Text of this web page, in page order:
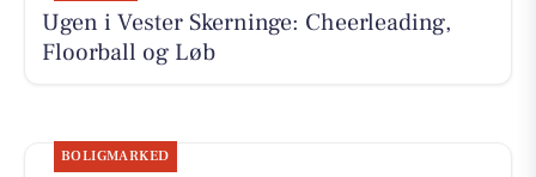
Ugen i Vester Skerninge: Cheerleading,
Floorball og Løb
BOLIGMARKED